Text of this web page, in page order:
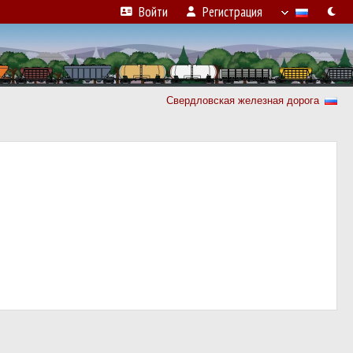
Войти Регистрация
Свердловская железная дорога